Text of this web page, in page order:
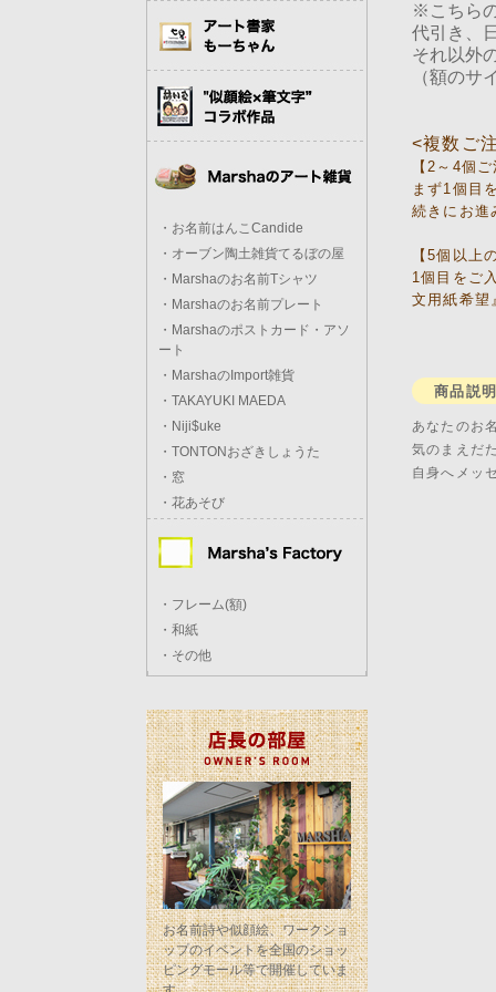
※こちら
代引き、
それ以外
（額のサ
<複数ご
【2～4個
まず1個目
続きにお進
【5個以上
1個目をご
文用紙希望
商品説
あなたのお
気のまえだ
自身へメッ
・お名前はんこCandide
・オーブン陶土雑貨てるぼの屋
・Marshaのお名前Tシャツ
・Marshaのお名前プレート
・Marshaのポストカード・アソ
ート
・MarshaのImport雑貨
・TAKAYUKI MAEDA
・Niji$uke
・TONTONおざきしょうた
・窓
・花あそび
・フレーム(額)
・和紙
・その他
お名前詩や似顔絵、ワークショ
ップのイベントを全国のショッ
ピングモール等で開催していま